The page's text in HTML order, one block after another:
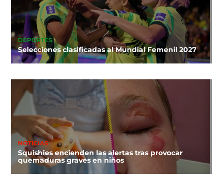
DEPORTES
Selecciones clasificadas al Mundial Femenil 2027
NOTICIAS
Squishies encienden las alertas tras provocar
quemaduras graves en niños